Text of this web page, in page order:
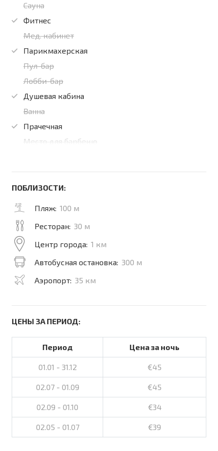
Сауна
Фитнес
Мед. кабинет
Парикмахерская
Пул-бар
Лобби-бар
Душевая кабина
Ванна
Прачечная
Место для барбекю
ПОБЛИЗОСТИ:
Пляж: 100 м
Ресторан: 30 м
Центр города: 1 км
Автобусная остановка: 300 м
Аэропорт: 35 км
ЦЕНЫ ЗА ПЕРИОД:
Период Цена за ночь
01.01 - 31.12 €45
02.07 - 01.09 €45
02.09 - 01.10 €34
02.05 - 01.07 €39